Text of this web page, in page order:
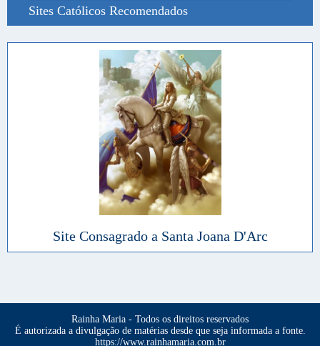
Sites Católicos Recomendados
Site Consagrado a Santa Joana D'Arc
Rainha Maria - Todos os direitos reservados
É autorizada a divulgação de matérias desde que seja informada a fonte.
https://www.rainhamaria.com.br